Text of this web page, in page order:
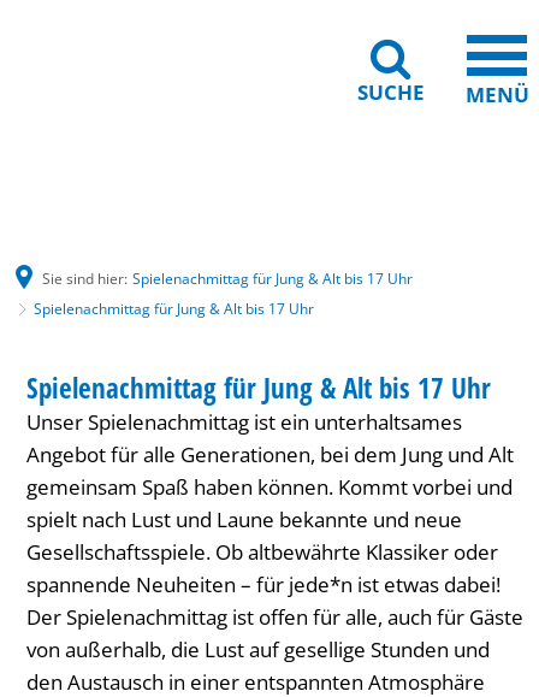
SUCHE MENÜ
Sie sind hier: Spielenachmittag für Jung & Alt bis 17 Uhr
Spielenachmittag für Jung & Alt bis 17 Uhr
für
Jung
Alt
bis
Uhr
KATEGORIE: HAUS INTERNATIONAL
Spielenachmittag für Jung & Alt bis 17 Uhr
Unser Spielenachmittag ist ein unterhaltsames
Angebot für alle Generationen, bei dem Jung und Alt
gemeinsam Spaß haben können. Kommt vorbei und
spielt nach Lust und Laune bekannte und neue
Gesellschaftsspiele. Ob altbewährte Klassiker oder
spannende Neuheiten – für jede*n ist etwas dabei!
Der Spielenachmittag ist offen für alle, auch für Gäste
von außerhalb, die Lust auf gesellige Stunden und
den Austausch in einer entspannten Atmosphäre